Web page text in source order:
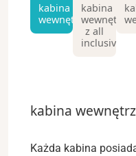
kabina
wewnętrzna
kabina
z all
inclusive
kabina
Każda kabina